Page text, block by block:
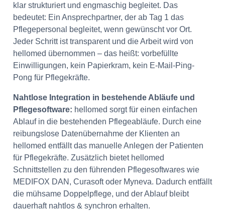
klar strukturiert und engmaschig begleitet. Das
bedeutet: Ein Ansprechpartner, der ab Tag 1 das
Pflegepersonal begleitet, wenn gewünscht vor Ort.
Jeder Schritt ist transparent und die Arbeit wird von
hellomed übernommen – das heißt: vorbefüllte
Einwilligungen, kein Papierkram, kein E-Mail-Ping-
Pong für Pflegekräfte.
Nahtlose Integration in bestehende Abläufe und
Pflegesoftware: hellomed sorgt für einen einfachen
Ablauf in die bestehenden Pflegeabläufe. Durch eine
reibungslose Datenübernahme der Klienten an
hellomed entfällt das manuelle Anlegen der Patienten
für Pflegekräfte. Zusätzlich bietet hellomed
Schnittstellen zu den führenden Pflegesoftwares wie
MEDIFOX DAN, Curasoft oder Myneva. Dadurch entfällt
die mühsame Doppelpflege, und der Ablauf bleibt
dauerhaft nahtlos & synchron erhalten.